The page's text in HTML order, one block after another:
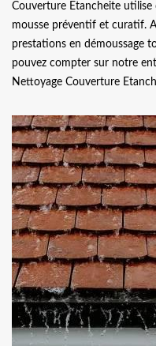
Couverture Etancheite utilise
mousse préventif et curatif.
prestations en démoussage
pouvez compter sur notre
Nettoyage Couverture